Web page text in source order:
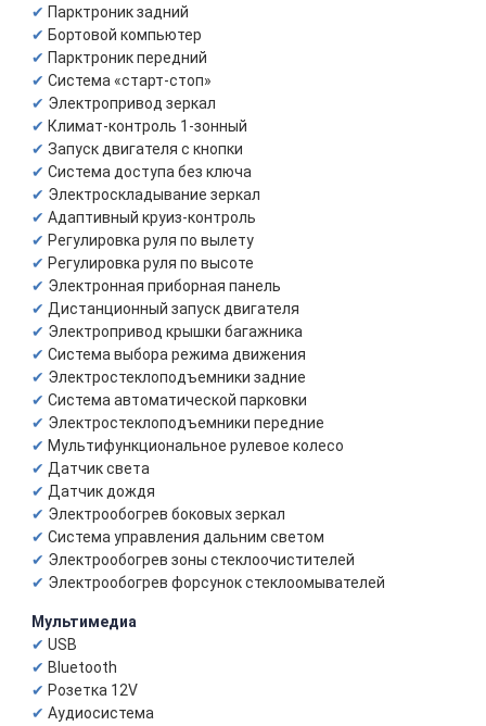
Парктроник задний
Бортовой компьютер
Парктроник передний
Система «старт-стоп»
Электропривод зеркал
Климат-контроль 1-зонный
Запуск двигателя с кнопки
Система доступа без ключа
Электроскладывание зеркал
Адаптивный круиз-контроль
Регулировка руля по вылету
Регулировка руля по высоте
Электронная приборная панель
Дистанционный запуск двигателя
Электропривод крышки багажника
Система выбора режима движения
Электростеклоподъемники задние
Система автоматической парковки
Электростеклоподъемники передние
Мультифункциональное рулевое колесо
Датчик света
Датчик дождя
Электрообогрев боковых зеркал
Система управления дальним светом
Электрообогрев зоны стеклоочистителей
Электрообогрев форсунок стеклоомывателей
Мультимедиа
USB
Bluetooth
Розетка 12V
Аудиосистема